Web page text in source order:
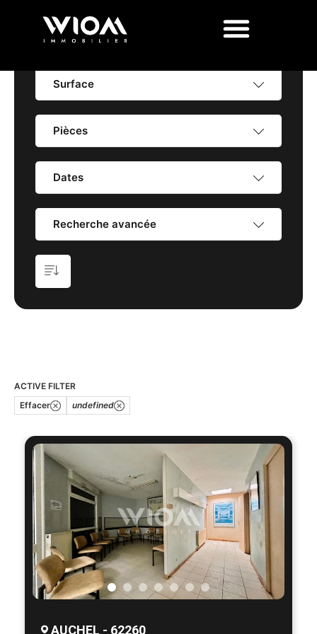
Prix
Surface
Pièces
Dates
Recherche avancée
ACTIVE FILTER
Effacer
undefined
AUCHEL - 62260